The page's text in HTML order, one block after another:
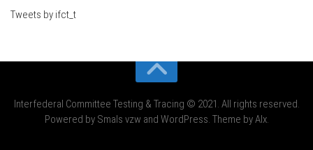
Tweets by ifct_t
Interfederal Committee Testing & Tracing © 2021. All rights reserved.
Powered by Smals vzw and WordPress. Theme by Alx.